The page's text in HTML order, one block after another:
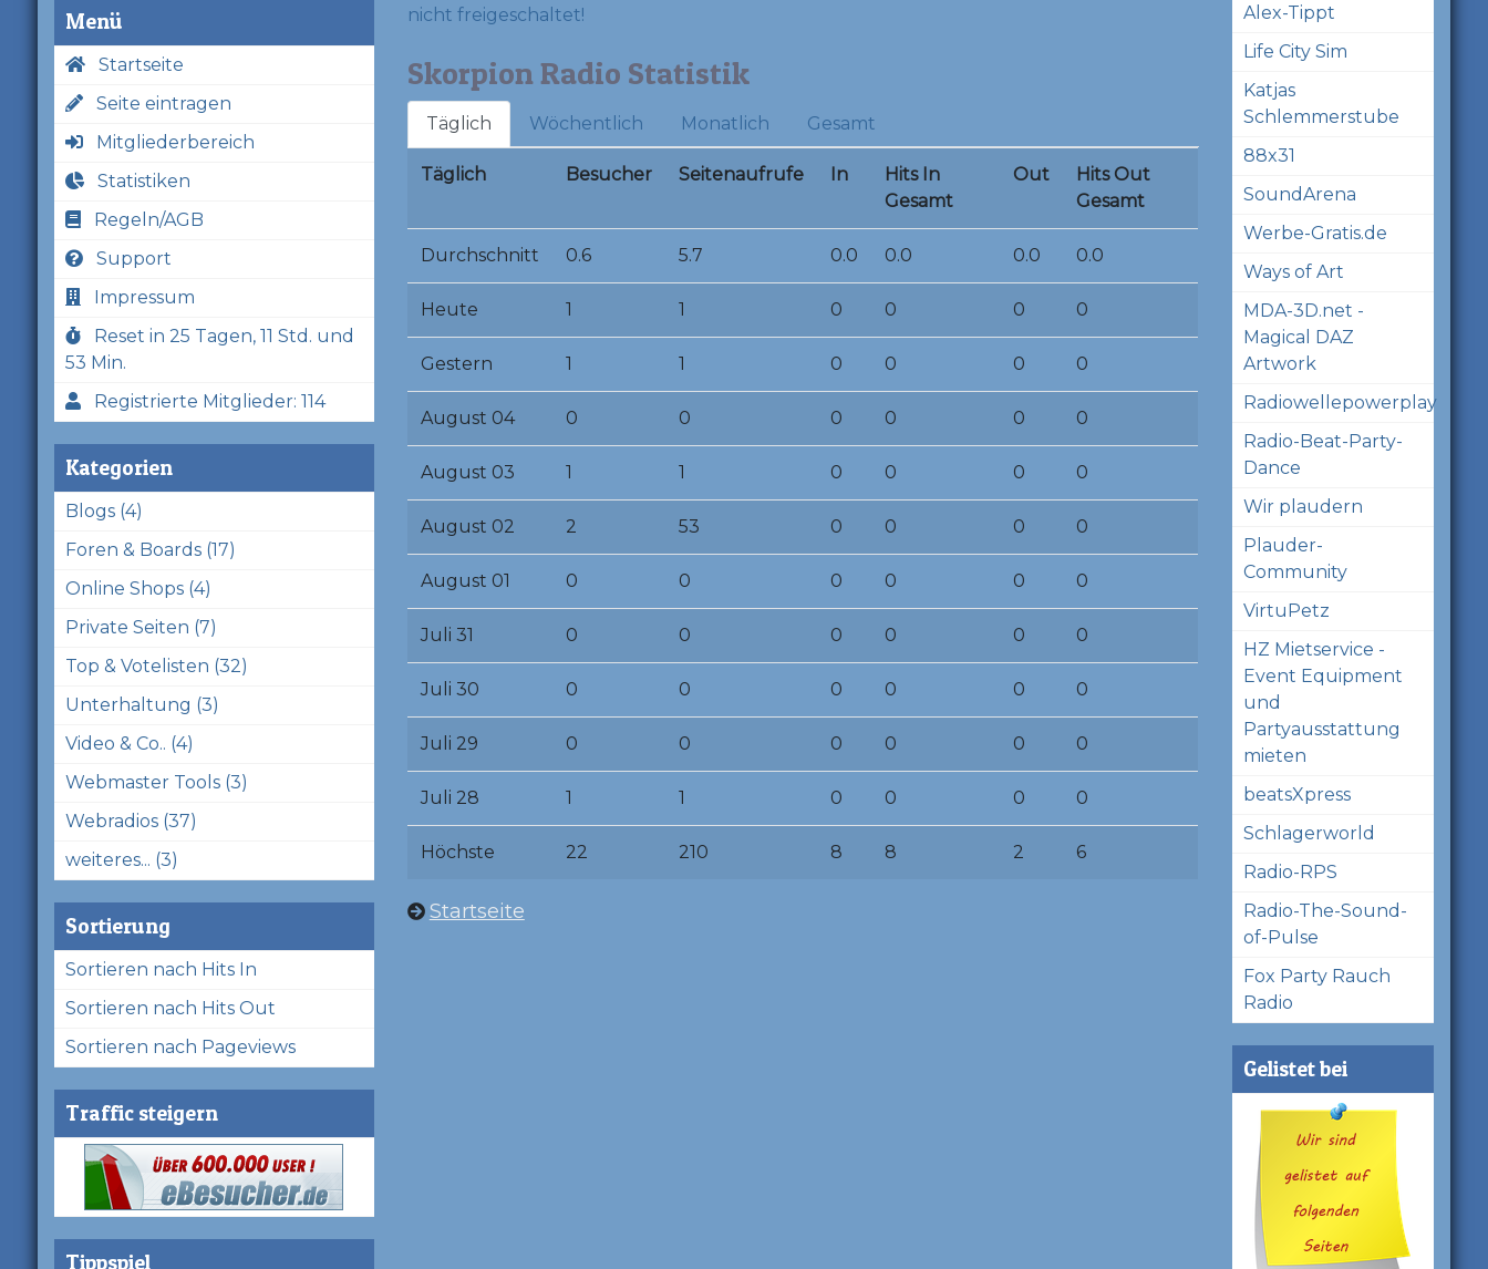
Menü
Startseite
Seite eintragen
Mitgliederbereich
Statistiken
Regeln/AGB
Support
Impressum
Reset in 25 Tagen, 11 Std. und
53 Min.
Registrierte Mitglieder: 114
Kategorien
Blogs (4)
Foren & Boards (17)
Online Shops (4)
Private Seiten (7)
Top & Votelisten (32)
Unterhaltung (3)
Video & Co.. (4)
Webmaster Tools (3)
Webradios (37)
weiteres... (3)
Sortierung
Sortieren nach Hits In
Sortieren nach Hits Out
Sortieren nach Pageviews
Traffic steigern
Tippspiel
nicht freigeschaltet!
Skorpion Radio Statistik
Täglich Wöchentlich Monatlich Gesamt
Täglich Besucher Seitenaufrufe In
Hits In
Gesamt
Out
Hits Out
Gesamt
Durchschnitt 0.6 5.7 0.0 0.0 0.0 0.0
Heute 1 1 0 0 0 0
Gestern 1 1 0 0 0 0
August 04 0 0 0 0 0 0
August 03 1 1 0 0 0 0
August 02 2 53 0 0 0 0
August 01 0 0 0 0 0 0
Juli 31 0 0 0 0 0 0
Juli 30 0 0 0 0 0 0
Juli 29 0 0 0 0 0 0
Juli 28 1 1 0 0 0 0
Höchste 22 210 8 8 2 6
Startseite
Alex-Tippt
Life City Sim
Katjas
Schlemmerstube
88x31
SoundArena
Werbe-Gratis.de
Ways of Art
MDA-3D.net -
Magical DAZ
Artwork
Radiowellepowerplay
Radio-Beat-Party-
Dance
Wir plaudern
Plauder-
Community
VirtuPetz
HZ Mietservice -
Event Equipment
und
Partyausstattung
mieten
beatsXpress
Schlagerworld
Radio-RPS
Radio-The-Sound-
of-Pulse
Fox Party Rauch
Radio
Gelistet bei